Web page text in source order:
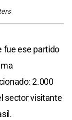
fue ese partido
2.000
sector visitante